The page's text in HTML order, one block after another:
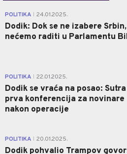
POLITIKA 24.01.2025.
Dodik: Dok se ne izabere Srbin,
nećemo raditi u Parlamentu
POLITIKA 22.01.2025.
Dodik se vraća na posao: Sutra
prva konferencija za novinare
nakon operacije
POLITIKA 20.01.2025.
Dodik pohvalio Trampov